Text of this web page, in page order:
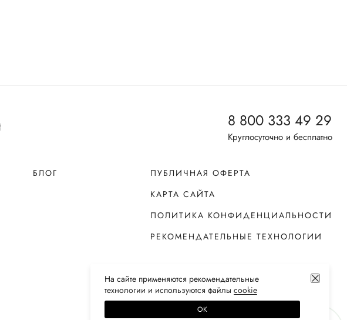
8 800 333 49 29
Круглосуточно и бесплатно
БЛОГ
ПУБЛИЧНАЯ ОФЕРТА
КАРТА САЙТА
ПОЛИТИКА КОНФИДЕНЦИАЛЬНОСТИ
РЕКОМЕНДАТЕЛЬНЫЕ ТЕХНОЛОГИИ
На сайте применяются рекомендательные
технологии и используются файлы сооkiе
ОК